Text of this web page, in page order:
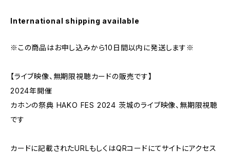
International shipping available
※この商品はお申し込みから10日間以内に発送します※
【ライブ映像、無期限視聴カードの販売です】
2024年開催
カホンの祭典 HAKO FES 2024 茨城のライブ映像、無期限視聴
です
カードに記載されたURLもしくはQRコードにてサイトにアクセス